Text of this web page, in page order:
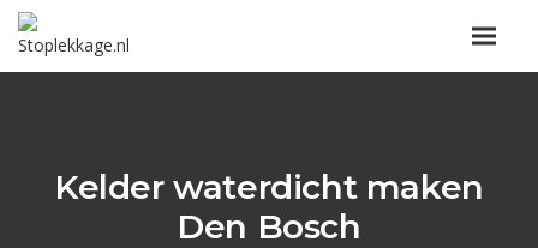
Kelder waterdicht maken
Den Bosch